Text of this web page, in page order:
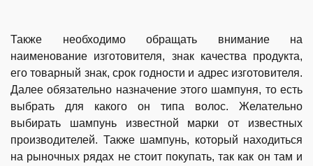
Также необходимо обращать внимание на
наименование изготовителя, знак качества продукта,
его товарный знак, срок годности и адрес изготовителя.
Далее обязательно назначение этого шампуня, то есть
выбрать для какого он типа волос. Желательно
выбирать шампунь известной марки от известных
производителей. Также шампунь, который находиться
на рыночных рядах не стоит покупать, так как он там и